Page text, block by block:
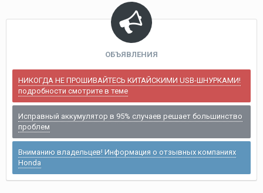
ОБЪЯВЛЕНИЯ
НИКОГДА НЕ ПРОШИВАЙТЕСЬ КИТАЙСКИМИ USB-ШНУРКАМИ!
подробности смотрите в теме
Исправный аккумулятор в 95% случаев решает большинство
проблем
Вниманию владельцев! Информация о отзывных компаниях
Honda